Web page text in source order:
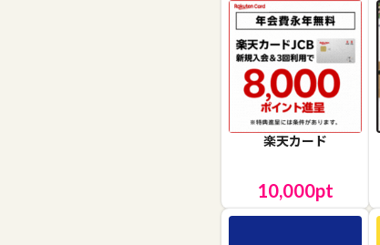
楽天カード
10,000pt